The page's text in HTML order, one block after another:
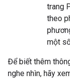
trang
theo
một
Để biết thêm
nghe nhìn, hãy